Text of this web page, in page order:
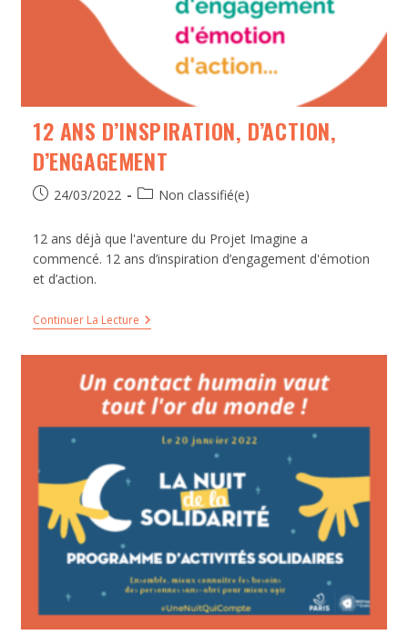
12 ANS D’INSPIRATION, D’ACTION,
D’ENGAGEMENT
24/03/2022 Non classifié(e)
12 ans déjà que l'aventure du Projet Imagine a
commencé. 12 ans d’inspiration d’engagement d'émotion
et d’action.
Continuer La Lecture